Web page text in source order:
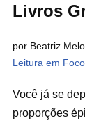
Livros
por Beatriz Melo
Leitura em Foco
Você já se
proporções